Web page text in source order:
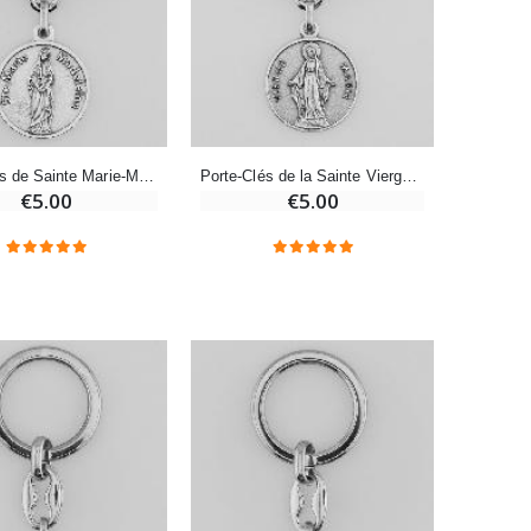
Bougie de Neuvaine Contre le Mal - Saint Michel
Lot de 20 Bougies de Neuvaine Blanches
Porte-Clés de Sainte Marie-Madeleine Argenté avec Prière
€5.00
Porte-Clés de la Sainte Vierge Marie Miraculeuse Argenté avec Prière
€5.00